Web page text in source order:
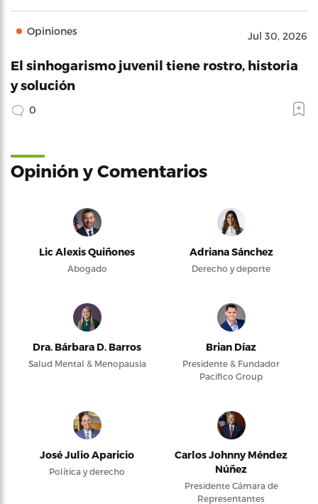
Opiniones Jul 30, 2026
El sinhogarismo juvenil tiene rostro, historia
y solución
0
Opinión y Comentarios
Lic Alexis Quiñones
Abogado
Adriana Sánchez
Derecho y deporte
Dra. Bárbara D. Barros
Salud Mental & Menopausia
Brian Díaz
Presidente & Fundador
Pacifico Group
José Julio Aparicio
Política y derecho
Carlos Johnny Méndez
Núñez
Presidente Cámara de
Representantes